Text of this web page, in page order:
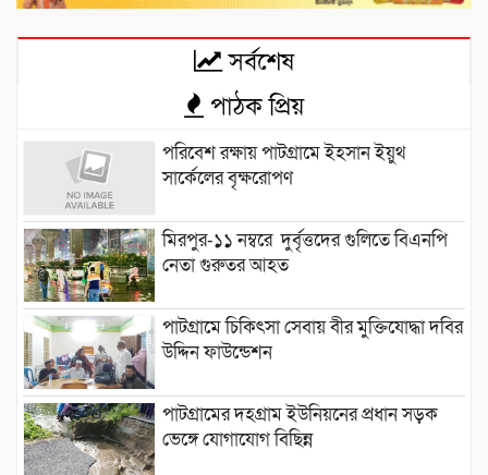
সর্বশেষ
পাঠক প্রিয়
পরিবেশ রক্ষায় পাটগ্রামে ইহসান ইয়ুথ
সার্কেলের বৃক্ষরোপণ
মিরপুর-১১ নম্বরে দুর্বৃত্তদের গুলিতে বিএনপি
নেতা গুরুতর আহত
পাটগ্রামে চিকিৎসা সেবায় বীর মুক্তিযোদ্ধা দবির
উদ্দিন ফাউন্ডেশন
পাটগ্রামের দহগ্রাম ইউনিয়নের প্রধান সড়ক
ভেঙ্গে যোগাযোগ বিছিন্ন